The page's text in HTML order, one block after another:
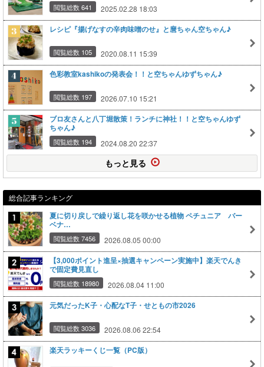
閲覧総数 641 2025.02.28 18:03
レシピ『揚げなすの辛肉味噌のせ』と麿ちゃん空ちゃん♪
閲覧総数 105 2020.08.11 15:39
色彩教室kashikoの発表会！！と空ちゃんゆずちゃん♪
閲覧総数 197 2026.07.10 15:21
ブロ友さんと八丁堀散策！ランチに神社！！と空ちゃんゆず
ちゃん♪
閲覧総数 194 2024.08.20 22:37
もっと見る
総合記事ランキング
夏に切り戻しで繰り返し花を咲かせる植物 ペチュニア バー
ベナ…
閲覧総数 7456 2026.08.05 00:00
【3,000ポイント進呈×抽選キャンペーン実施中】楽天でんき
で固定費見直し
閲覧総数 18980 2026.08.04 11:00
元気だったK子・心配なT子・せともの市2026
閲覧総数 3036 2026.08.06 22:54
楽天ラッキーくじ一覧（PC版）